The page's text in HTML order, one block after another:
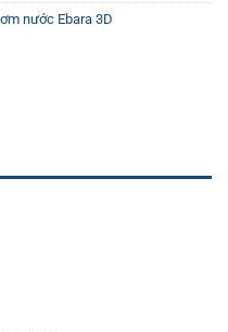
nước Ebara 3D